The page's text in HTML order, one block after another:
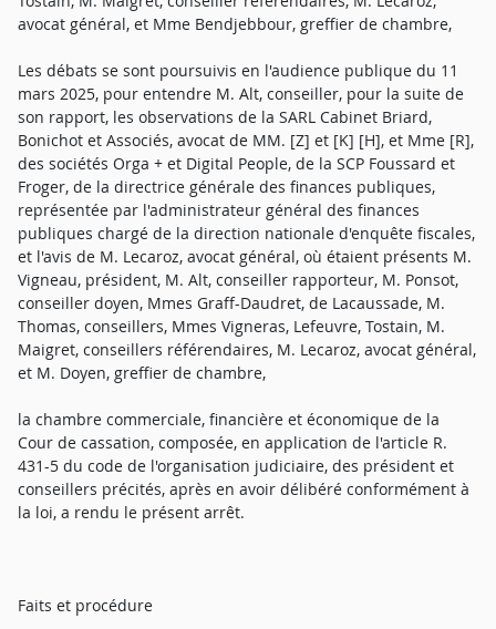
avocat général, et Mme Bendjebbour, greffier de chambre,
Les débats se sont poursuivis en l'audience publique du 11
mars 2025, pour entendre M. Alt, conseiller, pour la suite de
son rapport, les observations de la SARL Cabinet Briard,
Bonichot et Associés, avocat de MM. [Z] et [K] [H], et Mme [R],
des sociétés Orga + et Digital People, de la SCP Foussard et
Froger, de la directrice générale des finances publiques,
représentée par l'administrateur général des finances
publiques chargé de la direction nationale d'enquête fiscales,
et l'avis de M. Lecaroz, avocat général, où étaient présents M.
Vigneau, président, M. Alt, conseiller rapporteur, M. Ponsot,
conseiller doyen, Mmes Graff-Daudret, de Lacaussade, M.
Thomas, conseillers, Mmes Vigneras, Lefeuvre, Tostain, M.
Maigret, conseillers référendaires, M. Lecaroz, avocat général,
et M. Doyen, greffier de chambre,
la chambre commerciale, financière et économique de la
Cour de cassation, composée, en application de l'article R.
431-5 du code de l'organisation judiciaire, des président et
conseillers précités, après en avoir délibéré conformément à
la loi, a rendu le présent arrêt.
Faits et procédure